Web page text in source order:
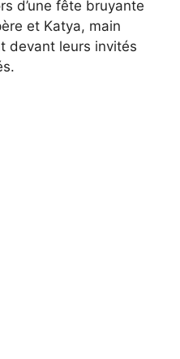
d’une fête bruyante
et Katya, main
devant leurs invités